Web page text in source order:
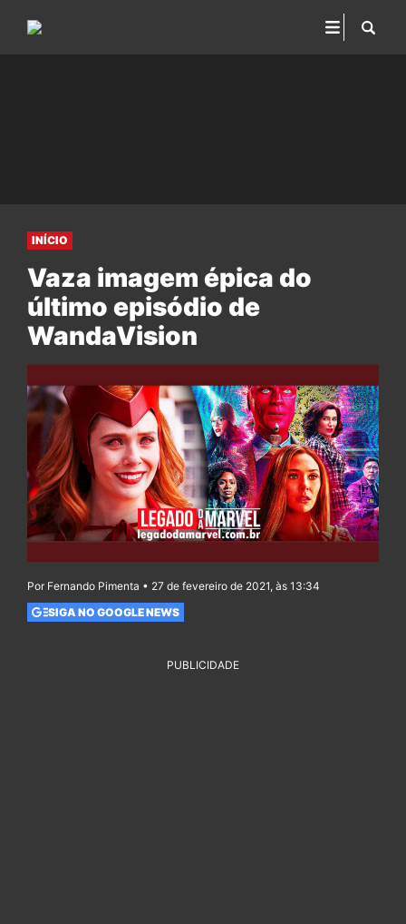
INÍCIO
Vaza imagem épica do
último episódio de
WandaVision
Por Fernando Pimenta • 27 de fevereiro de 2021, às 13:34
SIGA NO GOOGLE NEWS
PUBLICIDADE